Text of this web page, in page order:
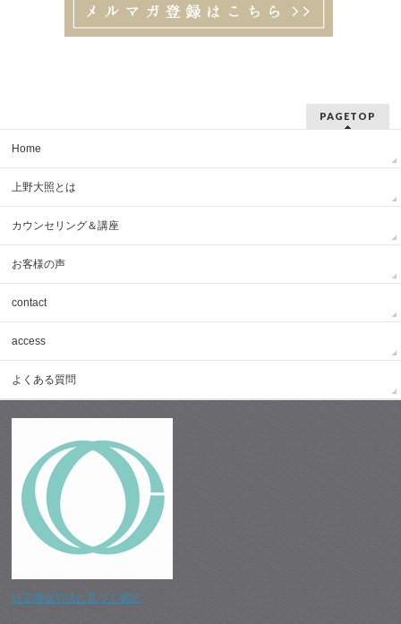
PAGETOP
Home
上野大照とは
カウンセリング＆講座
お客様の声
contact
access
よくある質問
特定商取引法に基づく表記